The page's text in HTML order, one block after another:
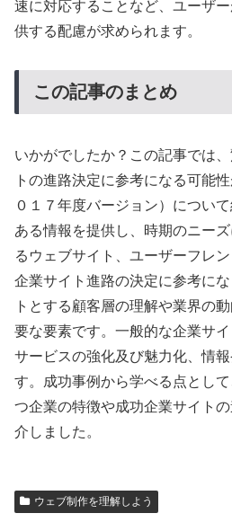
速に対応することなど、ユーザ
供する配慮が求められます。
この記事のまとめ
いかがでしたか？この記事では
トの進路決定に参考になる可能
０１７年度バージョン）につい
ある情報を提供し、時期のニー
るウェブサイト、ユーザーフレ
企業サイト進路の決定に参考に
トとする顧客層の理解や業界の
要な要素です。一般的な企業サ
サービスの強化及び魅力化、情
す。成功事例から学べる点とし
つ企業の特徴や成功企業サイト
介しました。
ウェブ制作を理解しよう